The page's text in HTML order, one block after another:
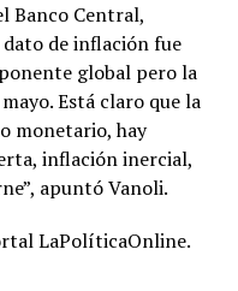
Banco Central,
de inflación fue
global pero la
Está claro que la
monetario, hay
inflación inercial,
apuntó Vanoli.
LaPolíticaOnline.